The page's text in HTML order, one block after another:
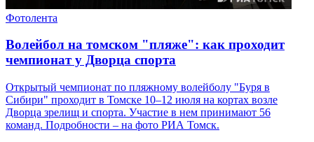
Фотолента
Волейбол на томском "пляже": как проходит
чемпионат у Дворца спорта
Открытый чемпионат по пляжному волейболу "Буря в
Сибири" проходит в Томске 10–12 июля на кортах возле
Дворца зрелищ и спорта. Участие в нем принимают 56
команд. Подробности – на фото РИА Томск.